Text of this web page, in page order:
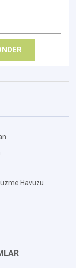
Havuzu